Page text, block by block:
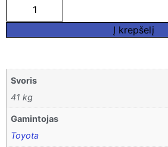
Į krepšelį
Svoris
41 kg
Gamintojas
Toyota